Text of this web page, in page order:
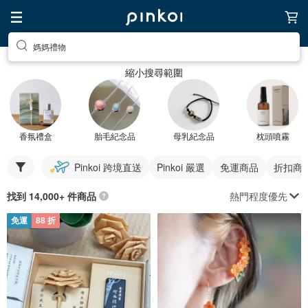
媽媽禮物
縮小搜尋範圍
香氛禮盒 胎毛紀念品 母乳紀念品 枕頭噴霧
Pinkoi 跨境直送 Pinkoi 嚴選 免運商品 折扣商
找到 14,000+ 件商品 熱門程度優先
免運 88 折